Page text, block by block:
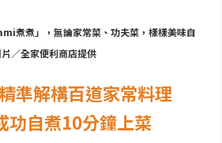
煮煮」，無論家常菜、功夫菜，樣樣美味自
／全家便利商店提供
準解構百道家常料理
功自煮10分鐘上菜